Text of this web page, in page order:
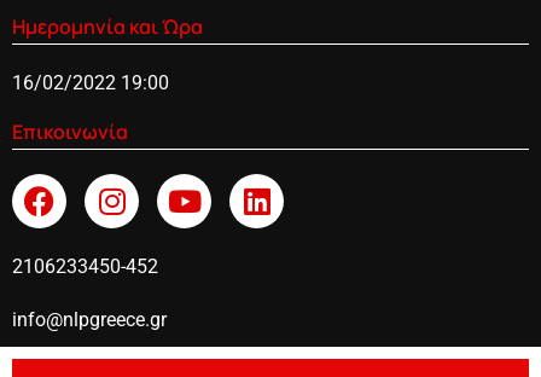
Ημερομηνία και Ώρα
16/02/2022 19:00
Επικοινωνία
2106233450-452
info@nlpgreece.gr